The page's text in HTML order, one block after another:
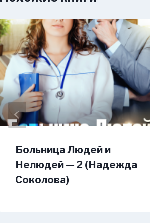
Больница Людей и
Нелюдей — 2 (Надежда
Соколова)